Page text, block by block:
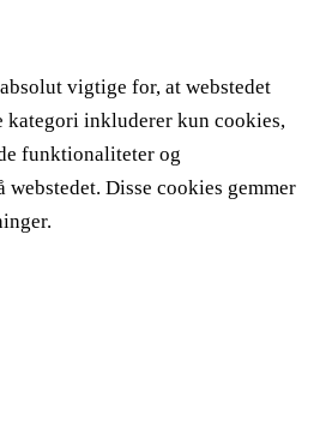
vigtige for, at webstedet
kategori inkluderer kun cookies,
funktionaliteter og
Disse cookies gemmer